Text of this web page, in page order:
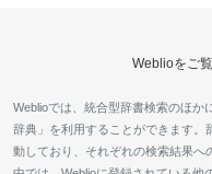
Weblioをご
Weblioでは、統合型辞書検索のほか
辞典」を利用することができます。
動しており、それぞれの検索結果へ